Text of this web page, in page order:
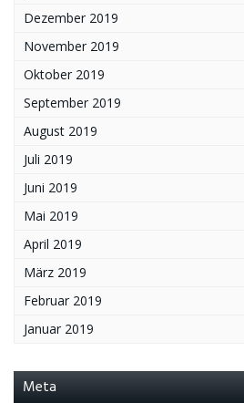
Dezember 2019
November 2019
Oktober 2019
September 2019
August 2019
Juli 2019
Juni 2019
Mai 2019
April 2019
März 2019
Februar 2019
Januar 2019
Meta